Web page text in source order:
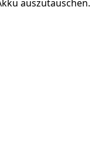
auszutauschen.